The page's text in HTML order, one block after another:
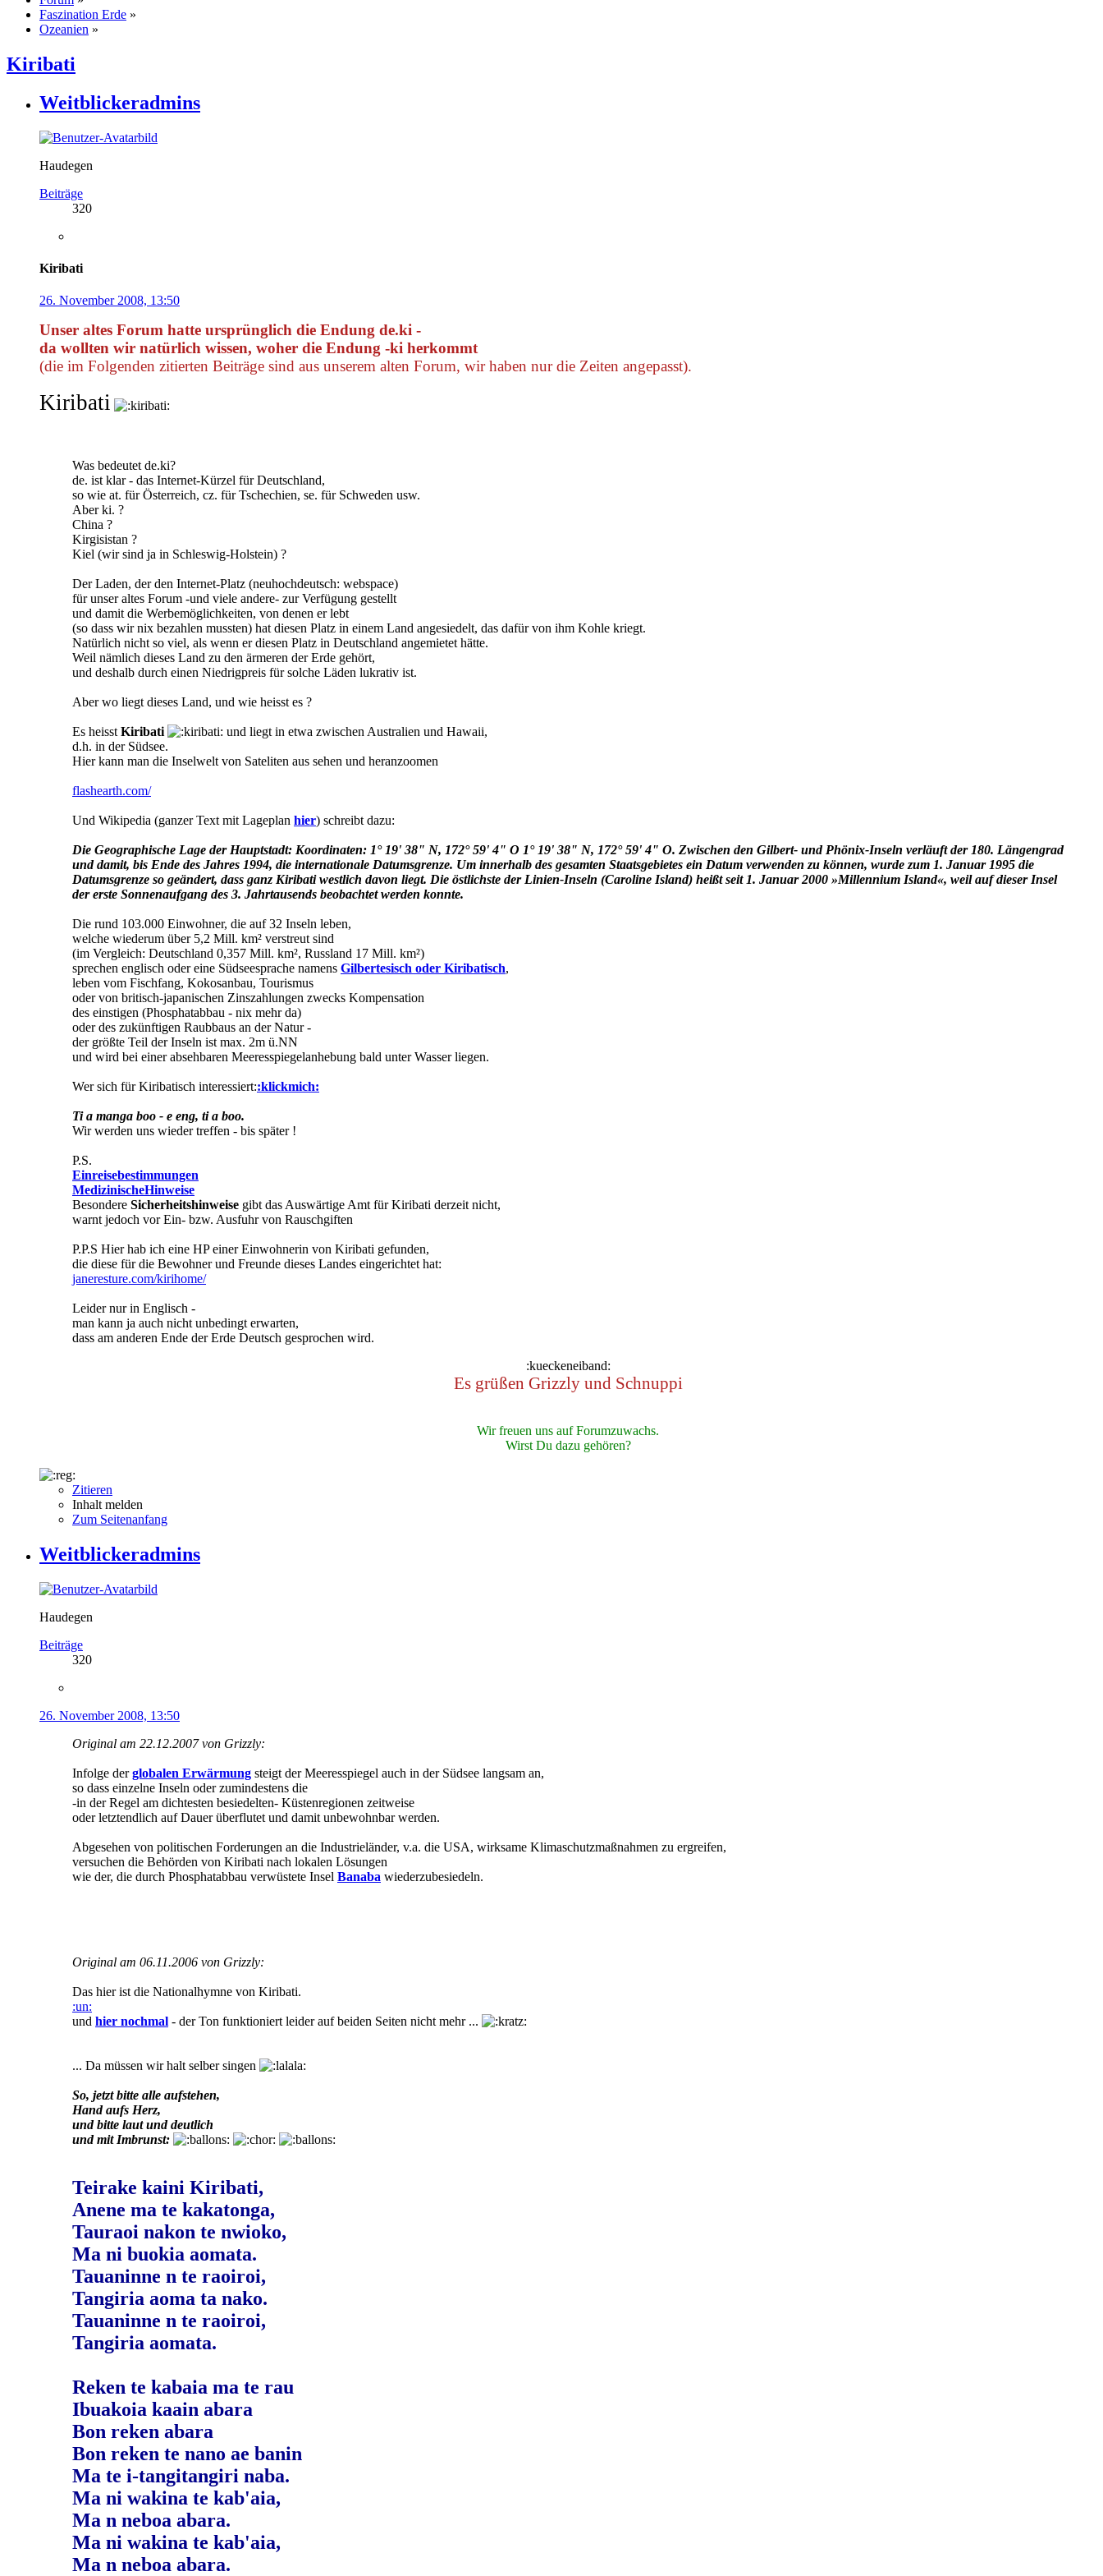
Faszination Erde »
Ozeanien »
Kiribati
Weitblickeradmins
Haudegen
Beiträge
320
Kiribati
26. November 2008, 13:50
Unser altes Forum hatte ursprünglich die Endung de.ki -
da wollten wir natürlich wissen, woher die Endung -ki herkommt
(die im Folgenden zitierten Beiträge sind aus unserem alten Forum, wir haben nur die Zeiten angepasst).
Kiribati
Was bedeutet de.ki?
de. ist klar - das Internet-Kürzel für Deutschland,
so wie at. für Österreich, cz. für Tschechien, se. für Schweden usw.
Aber ki. ?
China ?
Kirgisistan ?
Kiel (wir sind ja in Schleswig-Holstein) ?
Der Laden, der den Internet-Platz (neuhochdeutsch: webspace)
für unser altes Forum -und viele andere- zur Verfügung gestellt
und damit die Werbemöglichkeiten, von denen er lebt
(so dass wir nix bezahlen mussten) hat diesen Platz in einem Land angesiedelt, das dafür von ihm Kohle kriegt.
Natürlich nicht so viel, als wenn er diesen Platz in Deutschland angemietet hätte.
Weil nämlich dieses Land zu den ärmeren der Erde gehört,
und deshalb durch einen Niedrigpreis für solche Läden lukrativ ist.
Aber wo liegt dieses Land, und wie heisst es ?
Es heisst Kiribati
und liegt in etwa zwischen Australien und Hawaii,
d.h. in der Südsee.
Hier kann man die Inselwelt von Sateliten aus sehen und heranzoomen
flashearth.com/
Und Wikipedia (ganzer Text mit Lageplan hier) schreibt dazu:
Die Geographische Lage der Hauptstadt: Koordinaten: 1° 19' 38" N, 172° 59' 4" O 1° 19' 38" N, 172° 59' 4" O. Zwischen den Gilbert- und Phönix-Inseln verläuft der 180. Längengrad
und damit, bis Ende des Jahres 1994, die internationale Datumsgrenze. Um innerhalb des gesamten Staatsgebietes ein Datum verwenden zu können, wurde zum 1. Januar 1995 die
Datumsgrenze so geändert, dass ganz Kiribati westlich davon liegt. Die östlichste der Linien-Inseln (Caroline Island) heißt seit 1. Januar 2000 »Millennium Island«, weil auf dieser Insel
der erste Sonnenaufgang des 3. Jahrtausends beobachtet werden konnte.
Die rund 103.000 Einwohner, die auf 32 Inseln leben,
welche wiederum über 5,2 Mill. km² verstreut sind
(im Vergleich: Deutschland 0,357 Mill. km², Russland 17 Mill. km²)
sprechen englisch oder eine Südseesprache namens Gilbertesisch oder Kiribatisch,
leben vom Fischfang, Kokosanbau, Tourismus
oder von britisch-japanischen Zinszahlungen zwecks Kompensation
des einstigen (Phosphatabbau - nix mehr da)
oder des zukünftigen Raubbaus an der Natur -
der größte Teil der Inseln ist max. 2m ü.NN
und wird bei einer absehbaren Meeresspiegelanhebung bald unter Wasser liegen.
Wer sich für Kiribatisch interessiert::klickmich:
Ti a manga boo - e eng, ti a boo.
Wir werden uns wieder treffen - bis später !
P.S.
Einreisebestimmungen
MedizinischeHinweise
Besondere Sicherheitshinweise gibt das Auswärtige Amt für Kiribati derzeit nicht,
warnt jedoch vor Ein- bzw. Ausfuhr von Rauschgiften
P.P.S Hier hab ich eine HP einer Einwohnerin von Kiribati gefunden,
die diese für die Bewohner und Freunde dieses Landes eingerichtet hat:
janeresture.com/kirihome/
Leider nur in Englisch -
man kann ja auch nicht unbedingt erwarten,
dass am anderen Ende der Erde Deutsch gesprochen wird.
:kueckeneiband:
Es grüßen Grizzly und Schnuppi
Wir freuen uns auf Forumzuwachs.
Wirst Du dazu gehören?
Zitieren
Inhalt melden
Zum Seitenanfang
Weitblickeradmins
Haudegen
Beiträge
320
26. November 2008, 13:50
Original am 22.12.2007 von Grizzly:
Infolge derglobalen Erwärmung steigt der Meeresspiegel auch in der Südsee langsam an,
so dass einzelne Inseln oder zumindestens die
-in der Regel am dichtesten besiedelten- Küstenregionen zeitweise
oder letztendlich auf Dauer überflutet und damit unbewohnbar werden.
Abgesehen von politischen Forderungen an die Industrieländer, v.a. die USA, wirksame Klimaschutzmaßnahmen zu ergreifen,
versuchen die Behörden von Kiribati nach lokalen Lösungen
wie der, die durch Phosphatabbau verwüstete Insel Banaba wiederzubesiedeln.
Original am 06.11.2006 von Grizzly:
Das hier ist die Nationalhymne von Kiribati.
:un:
und hier nochmal - der Ton funktioniert leider auf beiden Seiten nicht mehr ...
... Da müssen wir halt selber singen
So, jetzt bitte alle aufstehen,
Hand aufs Herz,
und bitte laut und deutlich
und mit Imbrunst:
Teirake kaini Kiribati,
Anene ma te kakatonga,
Tauraoi nakon te nwioko,
Ma ni buokia aomata.
Tauaninne n te raoiroi,
Tangiria aoma ta nako.
Tauaninne n te raoiroi,
Tangiria aomata.
Reken te kabaia ma te rau
Ibuakoia kaain abara
Bon reken abara
Bon reken te nano ae banin
Ma te i-tangitangiri naba.
Ma ni wakina te kab'aia,
Ma n neboa abara.
Ma ni wakina te kab'aia,
Ma n neboa abara.